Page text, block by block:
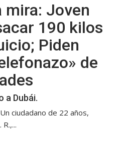
mira: Joven
190 kilos
Piden
de
a Dubái.
ciudadano de 22 años,